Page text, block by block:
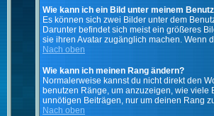
Wie kann ich ein Bild unter meinem
Es können sich zwei Bilder unter dem
Darunter befindet sich meist ein größeres
sie ihren Avatar zugänglich machen. Wenn
Nach oben
Wie kann ich meinen Rang ändern?
Normalerweise kannst du nicht direkt den
benutzen Ränge, um anzuzeigen, wie viele
unnötigen Beiträgen, nur um deinen Rang
Nach oben